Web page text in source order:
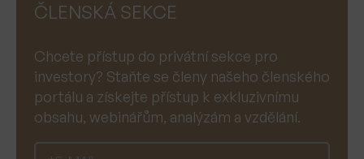
ČLENSKÁ SEKCE
Chcete přístup do privátní sekce pro
investory? Staňte se členy našeho členského
portálu a získejte přístup k exkluzivnímu
obsahu, webinářům, analýzám a vzdělání.